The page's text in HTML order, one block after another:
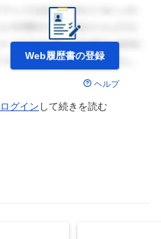
Web履歴書の登録
ヘルプ
ログイン して続きを読む